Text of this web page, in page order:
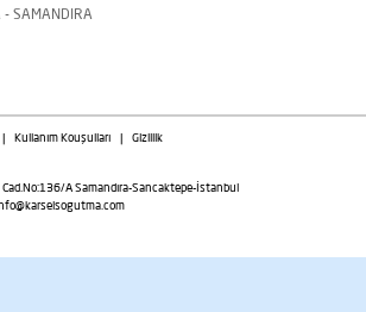
- SAMANDIRA
Kullanım Kouşulları | Gizlilik
A Samandıra-Sancaktepe-İstanbul